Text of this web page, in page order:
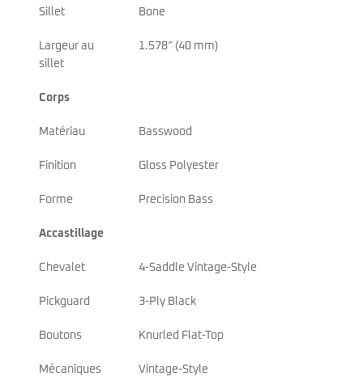
Sillet Bone
Largeur au
sillet
1.578″ (40 mm)
Corps
Matériau Basswood
Finition Gloss Polyester
Forme Precision Bass
Accastillage
Chevalet 4-Saddle Vintage-Style
Pickguard 3-Ply Black
Boutons Knurled Flat-Top
Mécaniques Vintage-Style